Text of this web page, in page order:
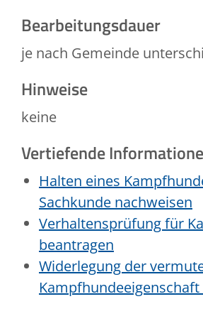
Bearbeitungsdauer
je nach Gemeinde
Hinweise
keine
Vertiefende
Halten eines
Sachkunde nachweisen
Verhaltensprüfung für
beantragen
Widerlegung der